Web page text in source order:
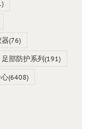
器(76)
足部防护系列(191)
心(6408)